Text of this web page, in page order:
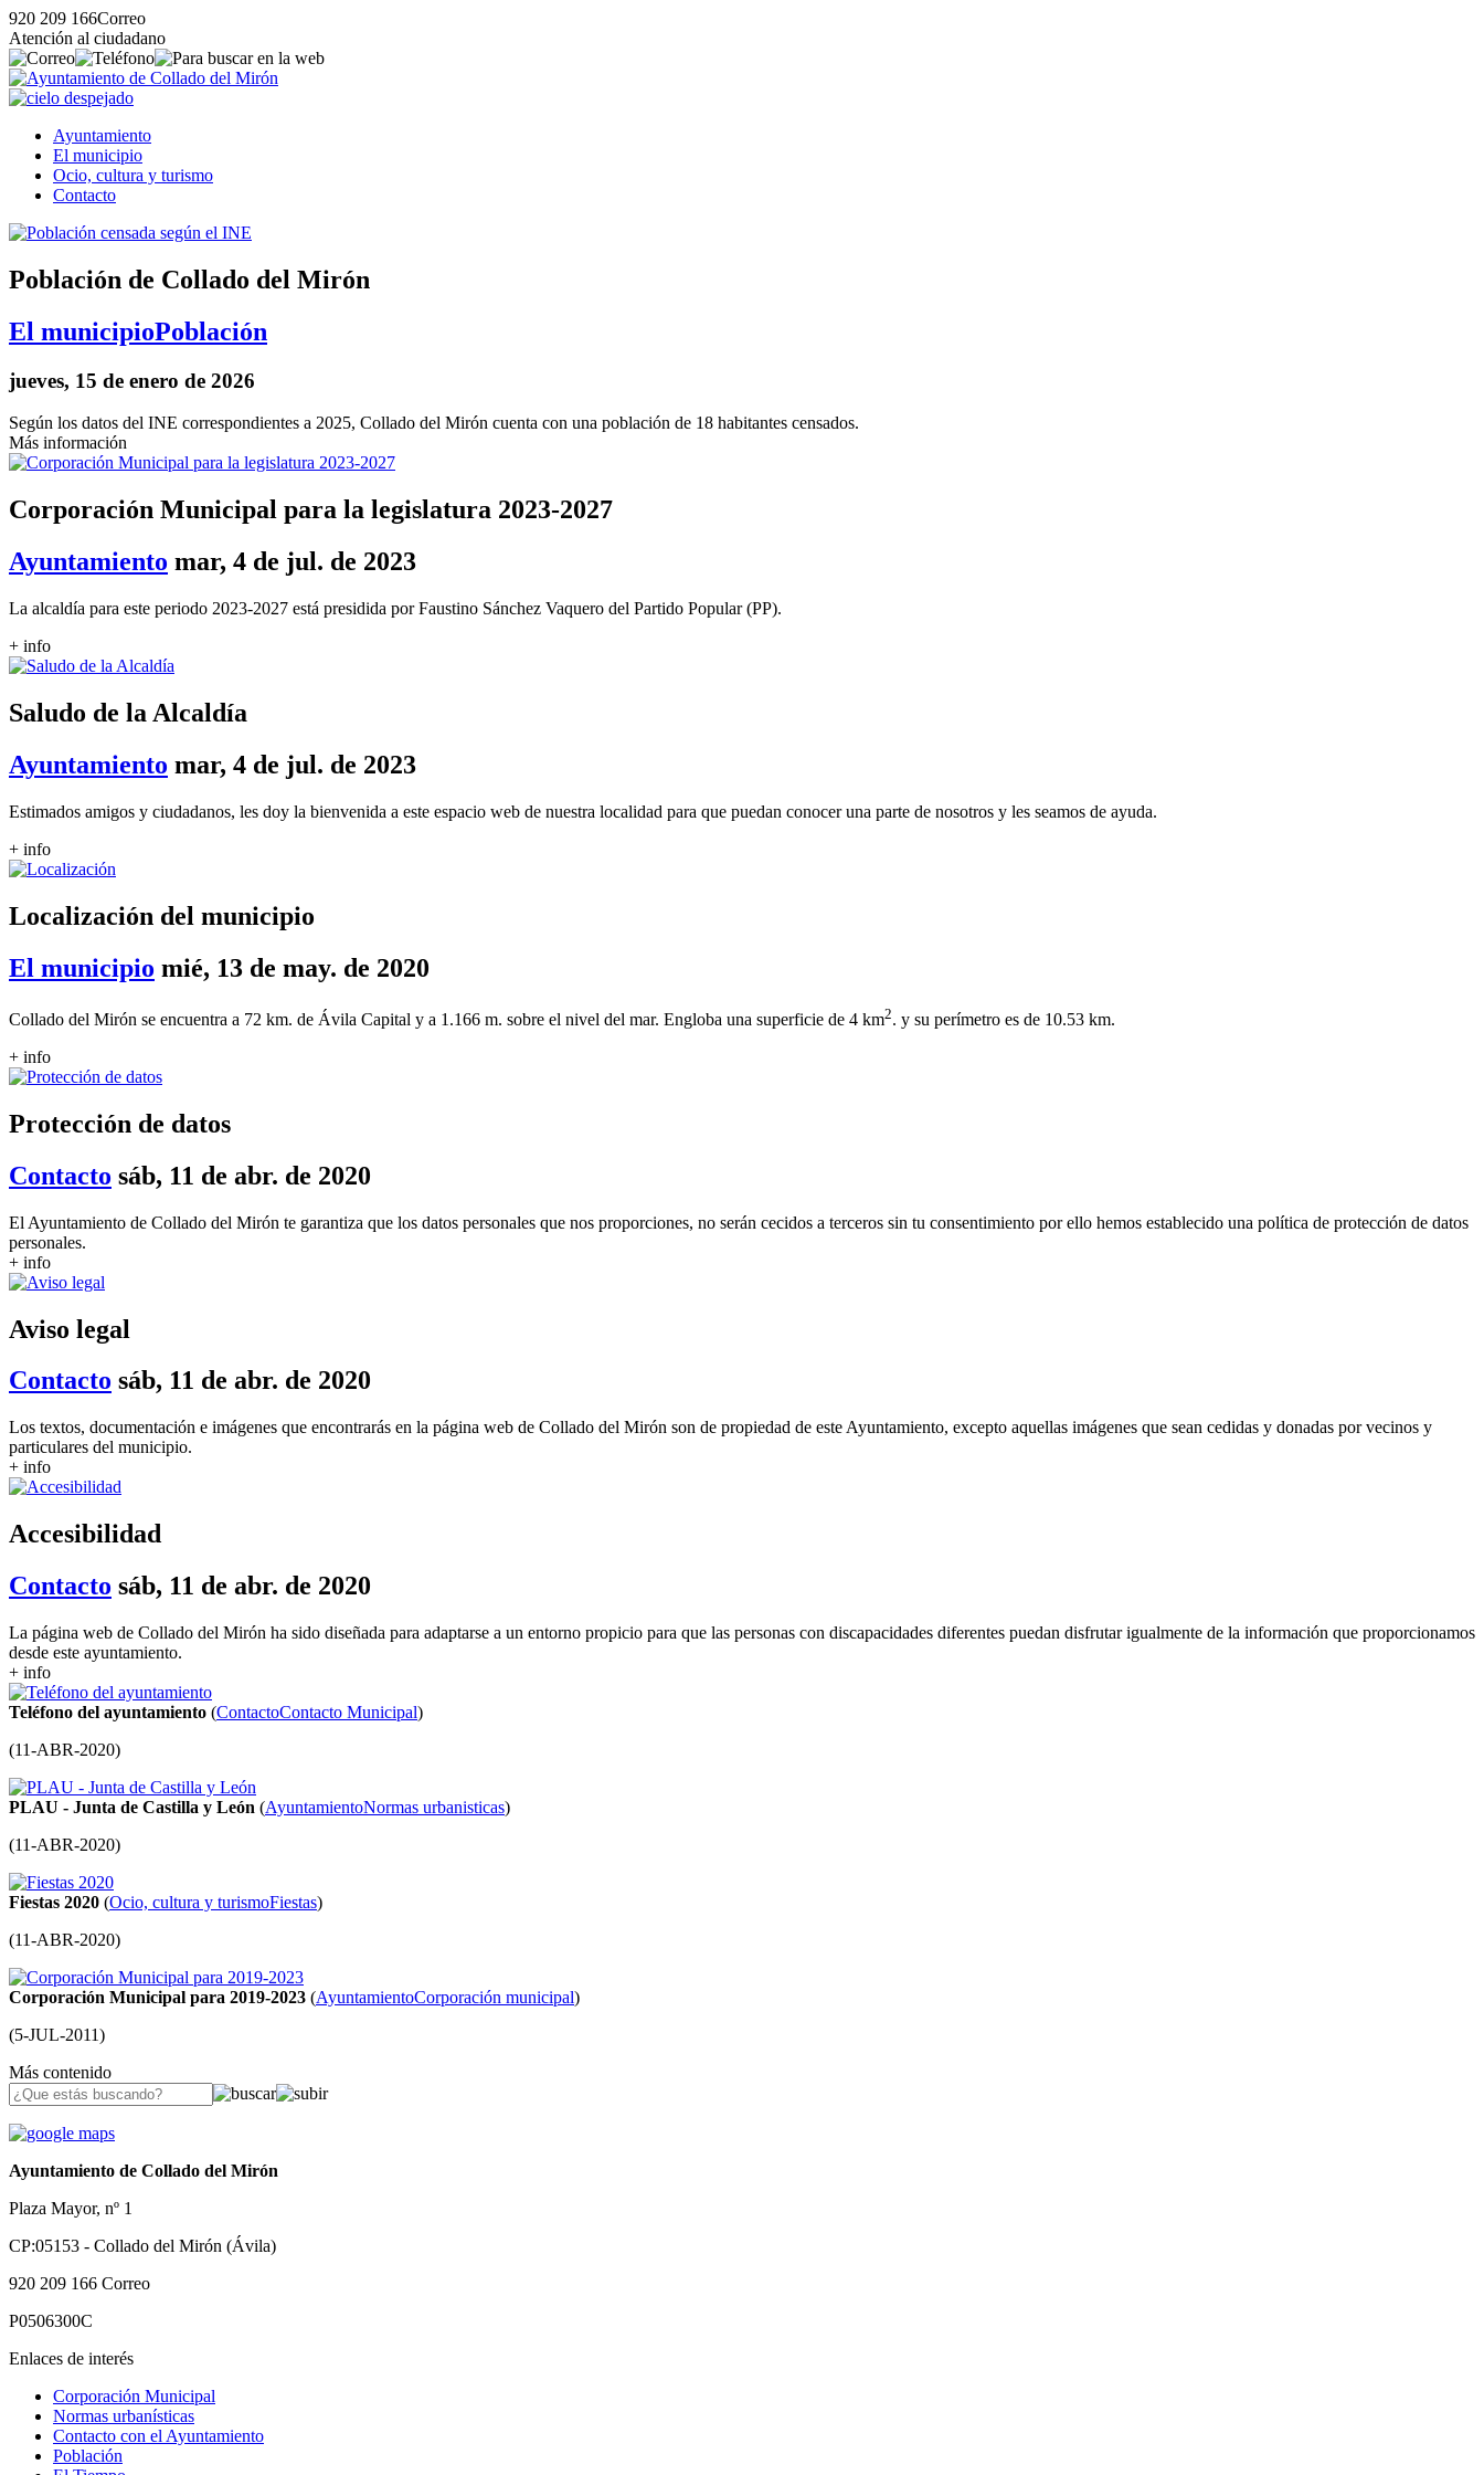
920 209 166Correo
Atención al ciudadano
Ayuntamiento
El municipio
Ocio, cultura y turismo
Contacto
Población de Collado del Mirón
El municipioPoblación
jueves, 15 de enero de 2026
Según los datos del INE correspondientes a 2025, Collado del Mirón cuenta con una población de 18 habitantes censados.
Más información
Corporación Municipal para la legislatura 2023-2027
Ayuntamiento mar, 4 de jul. de 2023
La alcaldía para este periodo 2023-2027 está presidida por Faustino Sánchez Vaquero del Partido Popular (PP).
+ info
Saludo de la Alcaldía
Ayuntamiento mar, 4 de jul. de 2023
Estimados amigos y ciudadanos, les doy la bienvenida a este espacio web de nuestra localidad para que puedan conocer una parte de nosotros y les seamos de ayuda.
+ info
Localización del municipio
El municipio mié, 13 de may. de 2020
Collado del Mirón se encuentra a 72 km. de Ávila Capital y a 1.166 m. sobre el nivel del mar. Engloba una superficie de 4 km2. y su perímetro es de 10.53 km.
+ info
Protección de datos
Contacto sáb, 11 de abr. de 2020
El Ayuntamiento de Collado del Mirón te garantiza que los datos personales que nos proporciones, no serán cecidos a terceros sin tu consentimiento por ello hemos establecido una política de protección de datos
personales.
+ info
Aviso legal
Contacto sáb, 11 de abr. de 2020
Los textos, documentación e imágenes que encontrarás en la página web de Collado del Mirón son de propiedad de este Ayuntamiento, excepto aquellas imágenes que sean cedidas y donadas por vecinos y
particulares del municipio.
+ info
Accesibilidad
Contacto sáb, 11 de abr. de 2020
La página web de Collado del Mirón ha sido diseñada para adaptarse a un entorno propicio para que las personas con discapacidades diferentes puedan disfrutar igualmente de la información que proporcionamos
desde este ayuntamiento.
+ info
Teléfono del ayuntamiento (ContactoContacto Municipal)
(11-ABR-2020)
PLAU - Junta de Castilla y León (AyuntamientoNormas urbanisticas)
(11-ABR-2020)
Fiestas 2020 (Ocio, cultura y turismoFiestas)
(11-ABR-2020)
Corporación Municipal para 2019-2023 (AyuntamientoCorporación municipal)
(5-JUL-2011)
Más contenido
Ayuntamiento de Collado del Mirón
Plaza Mayor, nº 1
CP:05153 - Collado del Mirón (Ávila)
920 209 166 Correo
P0506300C
Enlaces de interés
Corporación Municipal
Normas urbanísticas
Contacto con el Ayuntamiento
Población